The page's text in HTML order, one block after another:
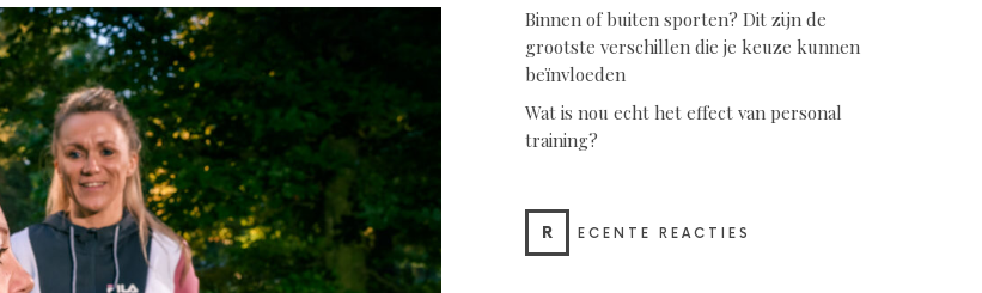
Binnen of buiten sporten? Dit zijn de
grootste verschillen die je keuze kunnen
beïnvloeden
Wat is nou echt het effect van personal
training?
R ECENTE REACTIES